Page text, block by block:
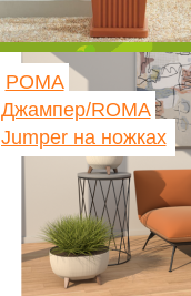
РОМА
Джампер/ROMA
Jumper на ножках